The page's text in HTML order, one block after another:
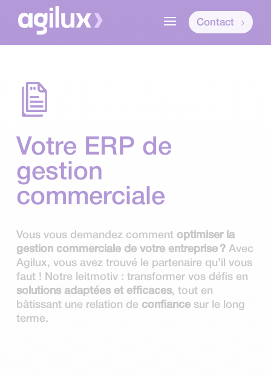
a Contact
Votre ERP de
gestion
commerciale
Vous vous demandez comment optimiser la
gestion commerciale de votre entreprise ?Avec
Agilux, vous avez trouvé le partenaire qu’il vous
faut ! Notre leitmotiv : transformer vos défis en
solutions adaptées et efficaces, tout en
bâtissant une relation de confiancesur le long
terme.